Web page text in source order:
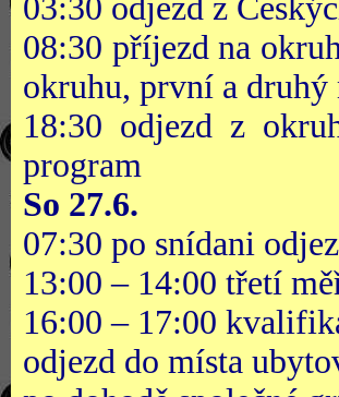
03:30 odjezd z
08:30 příjezd na
okruhu, první a
18:30 odjezd z
program
So 27.6.
07:30 po snídani
13:00 – 14:00 třetí
16:00 – 17:00
odjezd do místa